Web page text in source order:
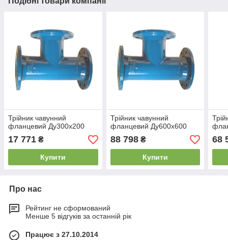
Трійник чавунний
фланцевий Ду300х200
17 771 ₴
Купити
Трійник чавунний
фланцевий Ду600х600
88 798₴
Купити
68
Про нас
Рейтинг не сформований
Менше 5 відгуків за останній рік
Працює з 27.10.2014